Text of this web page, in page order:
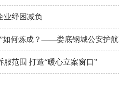
业纾困减负
如何炼成？——娄底钢城公安护
服范围 打造“暖心立案窗口”